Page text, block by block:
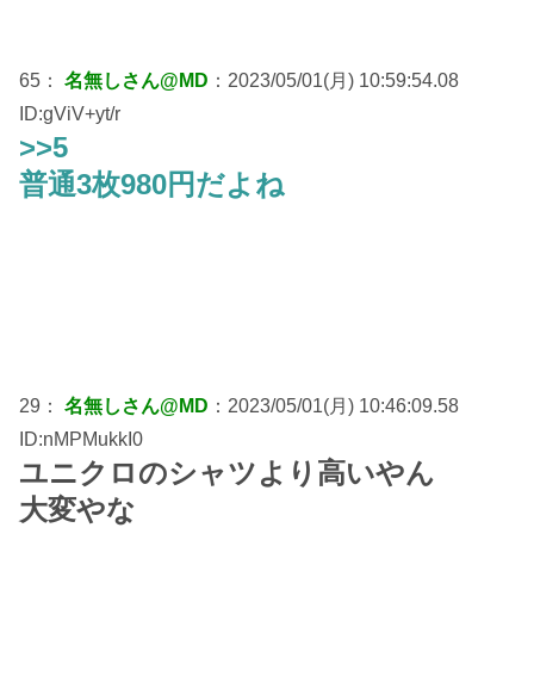
65： 名無しさん@MD ：2023/05/01(月) 10:59:54.08
ID:gViV+yt/r
>>5
普通3枚980円だよね
29： 名無しさん@MD ：2023/05/01(月) 10:46:09.58
ID:nMPMukkI0
ユニクロのシャツより高いやん
大変やな